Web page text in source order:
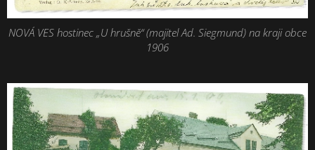
NOVÁ VES hostinec „U hrušně“ (majitel Ad. Siegmund) na kraji obce
1906